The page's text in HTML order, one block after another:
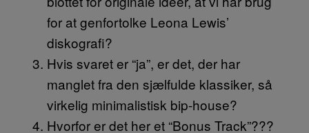
for at genfortolke Leona Lewis’
diskografi?
Hvis svaret er “ja”, er det, der har
manglet fra den sjælfulde klassiker, så
virkelig minimalistisk bip-house?
Hvorfor er det her et “Bonus Track”???